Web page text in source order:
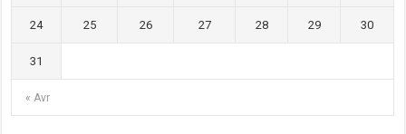
« Avr
24 25 26 27 28 29 30
31